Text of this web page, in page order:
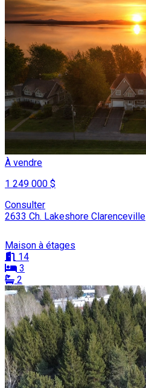
À vendre
1 249 000 $
Consulter
2633 Ch. Lakeshore Clarenceville
Maison à étages
14
3
2